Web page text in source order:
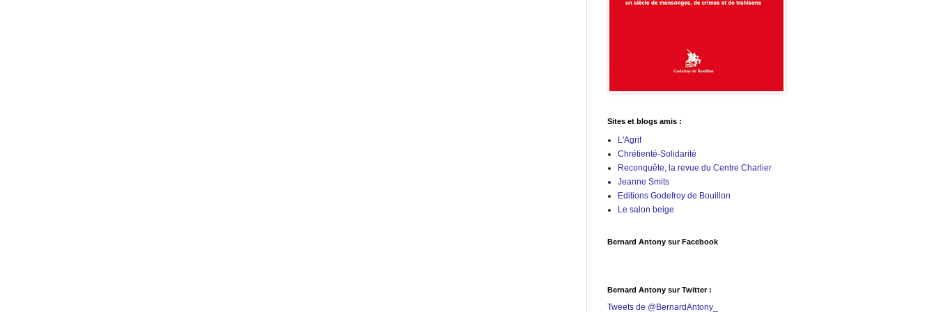
Sites et blogs amis :
L'Agrif
Chrétienté-Solidarité
Reconquête, la revue du Centre Charlier
Jeanne Smits
Editions Godefroy de Bouillon
Le salon beige
Bernard Antony sur Facebook
Bernard Antony sur Twitter :
Tweets de @BernardAntony_